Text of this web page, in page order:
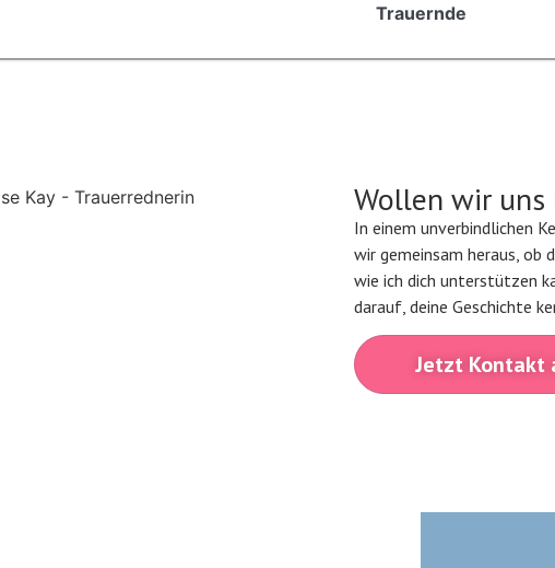
Trauernde
Wollen wir uns
In einem unverbindlichen
wir gemeinsam heraus, ob
wie ich dich unterstützen
darauf, deine Geschichte
Jetzt Kontakt